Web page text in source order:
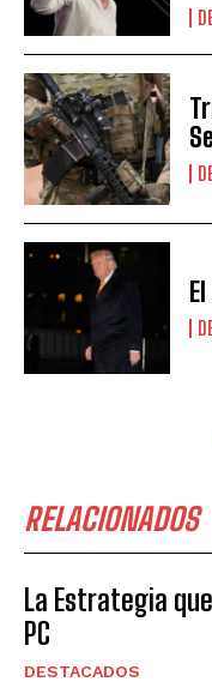
RELACIONADOS
La Estrategia
PC
DESTACADOS